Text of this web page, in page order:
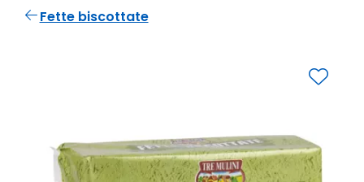
Fette biscottate